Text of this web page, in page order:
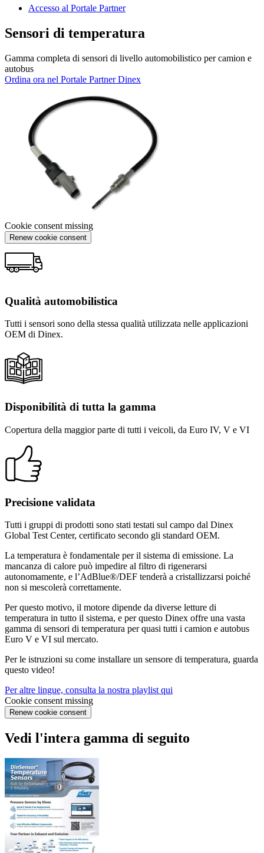
Accesso al Portale Partner
Sensori di temperatura
Gamma completa di sensori di livello automobilistico per camion e
autobus
Ordina ora nel Portale Partner Dinex
Cookie consent missing
Renew cookie consent
Qualità automobilistica
Tutti i sensori sono della stessa qualità utilizzata nelle applicazioni
OEM di Dinex.
Disponibilità di tutta la gamma
Copertura della maggior parte di tutti i veicoli, da Euro IV, V e VI
Precisione validata
Tutti i gruppi di prodotti sono stati testati sul campo dal Dinex
Global Test Center, certificato secondo gli standard OEM.
La temperatura è fondamentale per il sistema di emissione. La
mancanza di calore può impedire al filtro di rigenerarsi
autonomamente, e l’AdBlue®/DEF tenderà a cristallizzarsi poiché
non si mescolerà correttamente.
Per questo motivo, il motore dipende da diverse letture di
temperatura in tutto il sistema, e per questo Dinex offre una vasta
gamma di sensori di temperatura per quasi tutti i camion e autobus
Euro V e VI sul mercato.
Per le istruzioni su come installare un sensore di temperatura, guarda
questo video!
Per altre lingue, consulta la nostra playlist qui
Cookie consent missing
Renew cookie consent
Vedi l'intera gamma di seguito